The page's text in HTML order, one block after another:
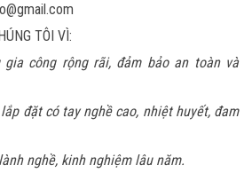
TÔI VÌ:
công rộng rãi, đảm bảo an toàn và
đặt có tay nghề cao, nhiệt huyết, đam
nghề, kinh nghiệm lâu năm.